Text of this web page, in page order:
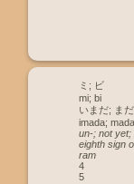
ミ; ビ
mi; bi
いまだ; ま
imada;
un-; not yet;
eighth sign
ram
4
5